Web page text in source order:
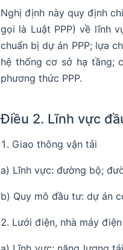
Nghị định này quy định
gọi là Luật PPP) về lĩnh
chuẩn bị dự án PPP; lựa
hệ thống cơ sở hạ tầng;
phương thức PPP.
Điều 2. Lĩnh vực
Giao thông vận tải
a) Lĩnh vực: đường bộ;
b) Quy mô đầu tư: dự án
Lưới điện, nhà máy điện